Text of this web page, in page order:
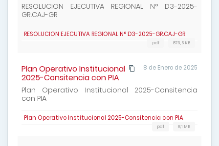
RESOLUCION EJECUTIVA REGIONAL N° D3-2025-
GR.CAJ-GR
RESOLUCION EJECUTIVA REGIONAL N° D3-2025-GR.CAJ-GR
873,5 KB
pdf
8 de Enero de 2025
Plan Operativo Institucional
2025-Consitencia con PIA
Plan Operativo Institucional 2025-Consitencia
con PIA
Plan Operativo Institucional 2025-Consitencia con PIA
8,1 MB
pdf